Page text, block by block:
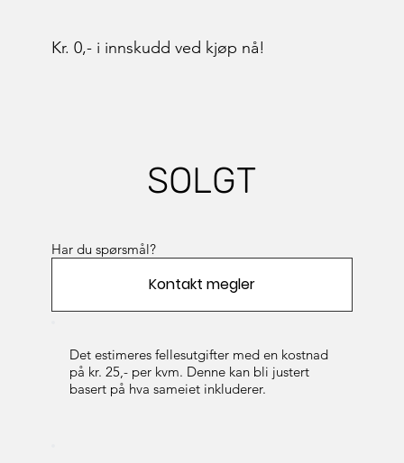
Kr. 0,- i innskudd ved kjøp nå!
SOLGT
Har du spørsmål?
Kontakt megler
Det estimeres fellesutgifter med en kostnad
på kr. 25,- per kvm. Denne kan bli justert
basert på hva sameiet inkluderer.